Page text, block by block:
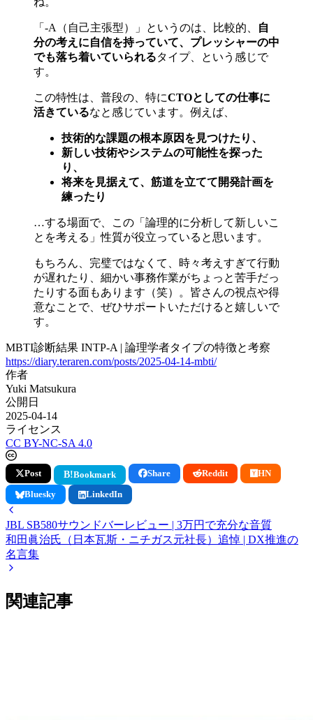
「-A（自己主張型）」というのは、比較的、
自
分の考えに自信を持っていて、プレッシャーの中
でも落ち着いていられるタイプ、という感じで
す。
この特性は、普段の、特にCTOとしての仕事に
活きているなと感じています。例えば、
技術的な課題の根本原因を見つけたり、
新しい技術やシステムの可能性を探った
り、
将来を見据えて、筋道を立てて開発計画を
練ったり
…する場面で、この「論理的に分析して新しいこ
とを考える」性質が役立っていると思います。
もちろん、完璧ではなくて、時々考えすぎて行動
が遅れたり、細かい事務作業がちょっと苦手だっ
たりする面もあります（笑）。皆さんの視点や得
意なことで、ぜひサポートいただけると嬉しいで
す。
MBTI診断結果 INTP-A | 論理学者タイプの特徴と考察
https://diary.teraren.com/posts/2025-04-14-mbti/
作者
Yuki Matsukura
公開日
2025-04-14
ライセンス
CC BY-NC-SA 4.0
Post B!Bookmark Share Reddit HN
Bluesky LinkedIn
JBL SB580サウンドバーレビュー | 3万円で充分な音質
和田眞治氏（日本瓦斯・ニチガス元社長）追悼 | DX推進の
名言集
関連記事